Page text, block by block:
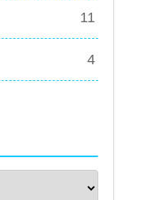
11
4